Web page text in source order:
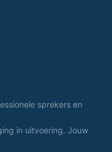
sprekers en
in uitvoering. Jouw